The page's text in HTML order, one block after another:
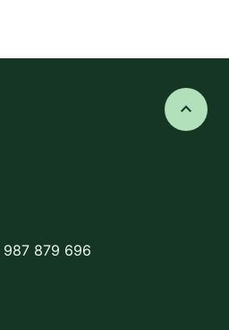
keyboard_arrow_up
987 879 696